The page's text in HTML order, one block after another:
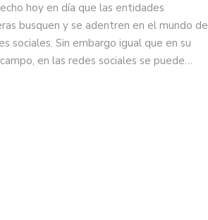
hoy en día que las entidades
busquen y se adentren en el mundo de
sociales. Sin embargo igual que en su
en las redes sociales se puede…